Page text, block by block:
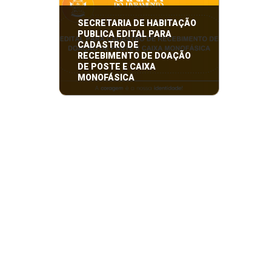
SECRETARIA DE HABITAÇÃO
PUBLICA EDITAL PARA
CADASTRO DE
RECEBIMENTO DE DOAÇÃO
DE POSTE E CAIXA
MONOFÁSICA